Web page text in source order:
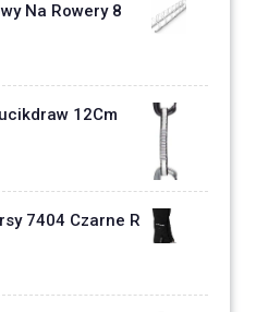
Na Rowery 8
12Cm
7404 Czarne R